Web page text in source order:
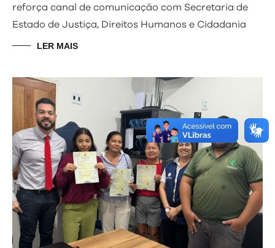
reforça canal de comunicação com Secretaria de
Estado de Justiça, Direitos Humanos e Cidadania
LER MAIS